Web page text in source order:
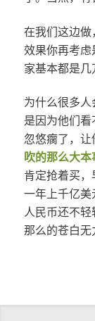
在我们这边
效果你再考
家基本都是几
为什么很多人
是因为他们
忽悠瘸了，让
吹的那么大本
肯定抢着买
一年上千亿
人民币还不
那么的苍白无